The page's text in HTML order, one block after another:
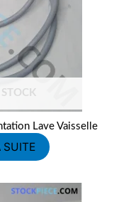
Lave Vaisselle
SUITE